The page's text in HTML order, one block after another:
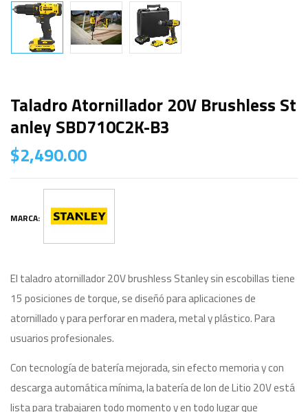
Taladro Atornillador 20V Brushless St
Anley SBD710C2K-B3
$2,490.00
MARCA:
El taladro atornillador 20V brushless Stanley sin escobillas tiene
15 posiciones de torque, se diseñó para aplicaciones de
atornillado y para perforar en madera, metal y plástico. Para
usuarios profesionales.
Con tecnología de batería mejorada, sin efecto memoria y con
descarga automática mínima, la batería de Ion de Litio 20V está
lista para trabajaren todo momento y en todo lugar que